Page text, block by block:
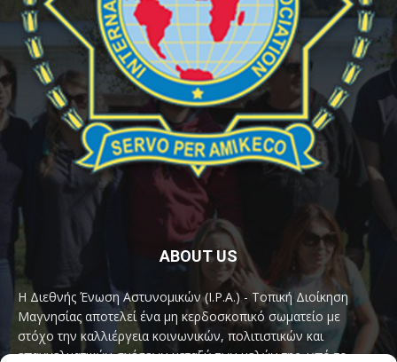
ABOUT US
Η Διεθνής Ένωση Αστυνομικών (I.P.A.) - Τοπική Διοίκηση
Μαγνησίας αποτελεί ένα μη κερδοσκοπικό σωματείο με
στόχο την καλλιέργεια κοινωνικών, πολιτιστικών και
επαγγελματικών σχέσεων μεταξύ των μελών της, υπό το